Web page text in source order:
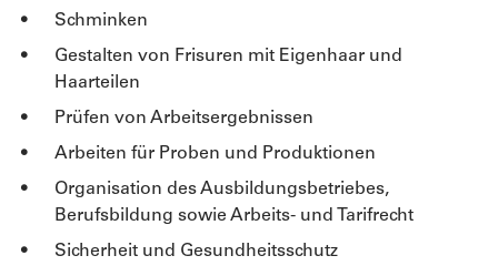
Schminken
Gestalten von Frisuren mit Eigenhaar und
Haarteilen
Prüfen von Arbeitsergebnissen
Arbeiten für Proben und Produktionen
Organisation des Ausbildungsbetriebes,
Berufsbildung sowie Arbeits- und Tarifrecht
Sicherheit und Gesundheitsschutz